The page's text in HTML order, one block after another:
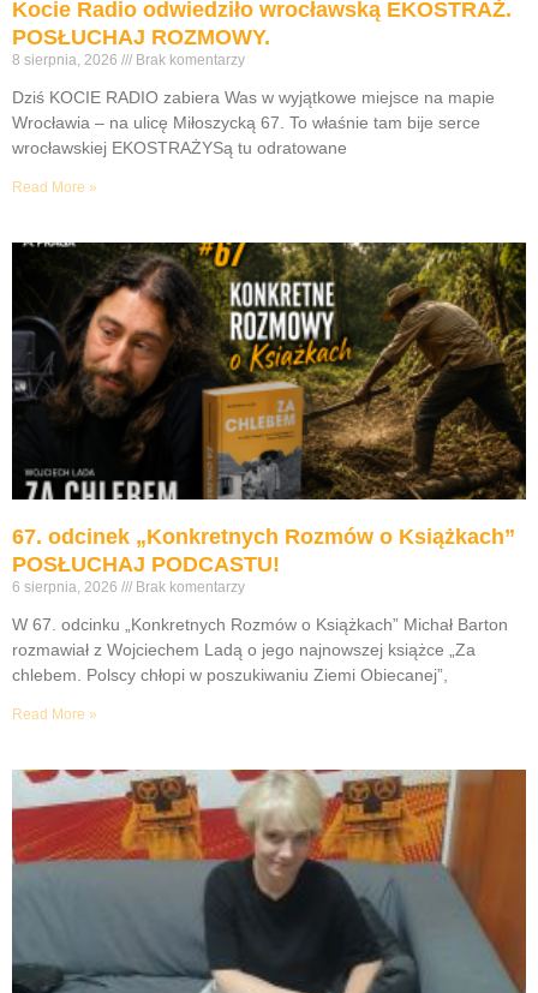
Kocie Radio odwiedziło wrocławską EKOSTRAŻ.
POSŁUCHAJ ROZMOWY.
8 sierpnia, 2026 Brak komentarzy
Dziś KOCIE RADIO zabiera Was w wyjątkowe miejsce na mapie
Wrocławia – na ulicę Miłoszycką 67. To właśnie tam bije serce
wrocławskiej EKOSTRAŻYSą tu odratowane
Read More »
67. odcinek „Konkretnych Rozmów o Książkach”
POSŁUCHAJ PODCASTU!
6 sierpnia, 2026 Brak komentarzy
W 67. odcinku „Konkretnych Rozmów o Książkach” Michał Barton
rozmawiał z Wojciechem Ladą o jego najnowszej książce „Za
chlebem. Polscy chłopi w poszukiwaniu Ziemi Obiecanej”,
Read More »